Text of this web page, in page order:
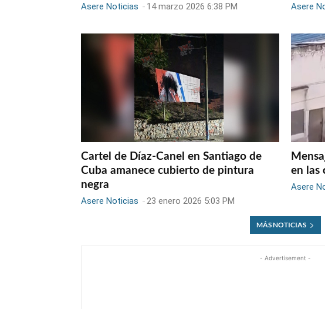
Asere Noticias - 14 marzo 2026 6:38 PM Asere
Cartel de Díaz-Canel en Santiago de
Cuba amanece cubierto de pintura
negra
Asere Noticias -23 enero 2026 5:03 PM
en las
Asere
MÁS NOTICIAS
- Advertisement -